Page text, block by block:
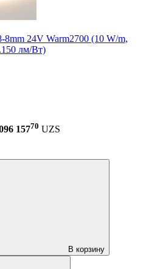
8mm 24V Warm2700 (10 W/m,
лм/Вт)
15770 UZS
В корзину